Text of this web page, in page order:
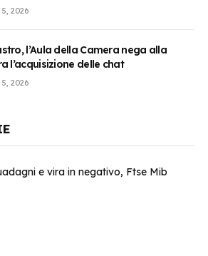
2026
l’Aula della Camera nega alla
l’acquisizione delle chat
2026